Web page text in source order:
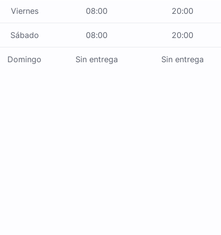
Viernes 08:00 20:00
Sábado 08:00 20:00
Domingo Sin entrega Sin entrega